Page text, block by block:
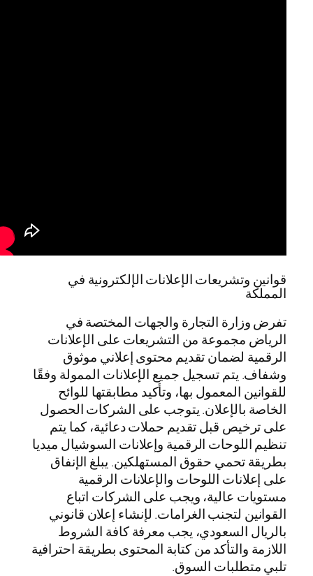
قوانين وتشريعات الإعلانات الإلكترونية في
المملكة
تفرض وزارة التجارة والجهات المختصة في
الرياض مجموعة من التشريعات على الإعلانات
الرقمية لضمان تقديم محتوى إعلاني موثوق
وشفاف. يتم تسجيل جميع الإعلانات الممولة وفقًا
للقوانين المعمول بها، وتأكيد مطابقتها للوائح
الخاصة بالإعلان. يتوجب على الشركات الحصول
على ترخيص قبل تقديم حملات دعائية، كما يتم
تنظيم اللوحات الرقمية وإعلانات السوشيال ميديا
بطريقة تحمي حقوق المستهلكين. يبلغ الإنفاق
على إعلانات اللوحات والإعلانات الرقمية
مستويات عالية، ويجب على الشركات اتباع
القوانين لتجنب الغرامات. لإنشاء إعلان قانوني
بالريال السعودي، يجب معرفة كافة الشروط
اللازمة والتأكد من كتابة المحتوى بطريقة احترافية
تلبي متطلبات السوق.